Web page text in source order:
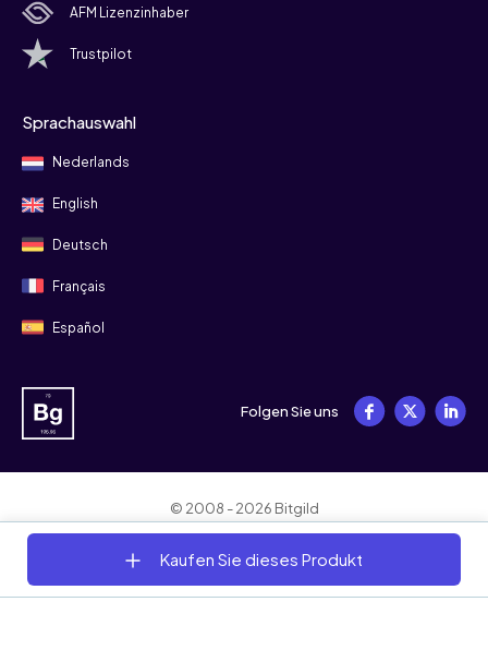
AFM Lizenzinhaber
Trustpilot
Sprachauswahl
Nederlands
English
Deutsch
Français
Español
Folgen Sie uns
© 2008 - 2026 Bitgild
Kaufen Sie dieses Produkt